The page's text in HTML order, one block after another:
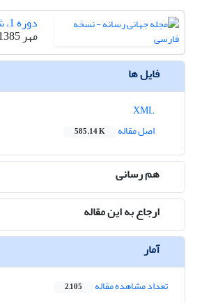
دوره 1، شماره 2
مهر 1385
فایل ها
اصل مقاله
585.14 K
هم رسانی
ارجاع به این مقاله
آمار
تعداد مشاهده مقاله 2,105